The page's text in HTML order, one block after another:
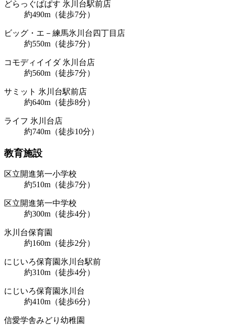
どらっぐぱぱす 氷川台駅前店
約490m（徒歩7分）
ビッグ・エ－練馬氷川台四丁目店
約550m（徒歩7分）
コモディイイダ 氷川台店
約560m（徒歩7分）
サミット 氷川台駅前店
約640m（徒歩8分）
ライフ 氷川台店
約740m（徒歩10分）
教育施設
区立開進第一小学校
約510m（徒歩7分）
区立開進第一中学校
約300m（徒歩4分）
氷川台保育園
約160m（徒歩2分）
にじいろ保育園氷川台駅前
約310m（徒歩4分）
にじいろ保育園氷川台
約410m（徒歩6分）
信愛学舎みどり幼稚園